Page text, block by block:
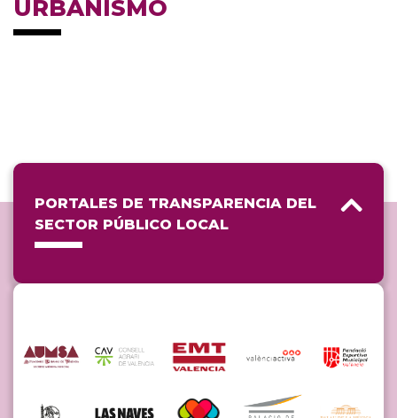
URBANISMO
PORTALES DE TRANSPARENCIA DEL
SECTOR PÚBLICO LOCAL